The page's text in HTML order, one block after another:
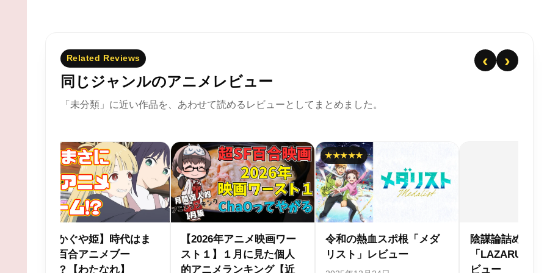
Related Reviews
同じジャンルのアニメレビュー
「未分類」に近い作品を、あわせて読めるレビューとしてまとめました。
‹ ›
★★★★★
令和の熱血スポ根「メダ
リスト」レビュー
陰謀論詰め合わせセット
「LAZARUS ラザロ」レ
ビュー
異世界半沢直樹「サラリ
ーマンが異世界に行った
ら四天王になった話」レ
【20年
メを振り